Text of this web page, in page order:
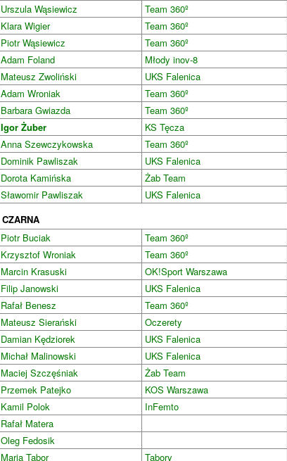
Urszula Wąsiewicz Team 360º
Klara Wigier Team 360º
Piotr Wąsiewicz Team 360º
Adam Foland Młody inov-8
Mateusz Zwoliński UKS Falenica
Adam Wroniak Team 360º
Barbara Gwiazda Team 360º
Igor Żuber KS Tęcza
Anna Szewczykowska Team 360º
Dominik Pawliszak UKS Falenica
Dorota Kamińska Żab Team
Sławomir Pawliszak UKS Falenica
CZARNA
Piotr Buciak Team 360º
Krzysztof Wroniak Team 360º
Marcin Krasuski OK!Sport Warszawa
Filip Janowski UKS Falenica
Rafał Benesz Team 360º
Mateusz Sierański Oczerety
Damian Kędziorek UKS Falenica
Michał Malinowski UKS Falenica
Maciej Szczęśniak Żab Team
Przemek Patejko KOS Warszawa
Kamil Polok InFemto
Rafał Matera
Oleg Fedosik
Maria Tabor Tabory